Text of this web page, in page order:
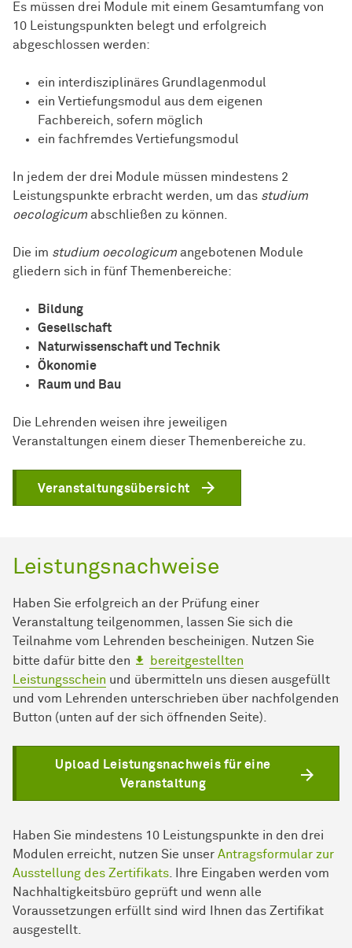
Es müssen drei Module mit einem Gesamtumfang von
10 Leistungspunkten belegt und erfolgreich
abgeschlossen werden:
ein interdisziplinäres Grundlagenmodul
ein Vertiefungsmodul aus dem eigenen
Fachbereich, sofern möglich
ein fachfremdes Vertiefungsmodul
In jedem der drei Module müssen mindestens 2
Leistungspunkte erbracht werden, um das studium
oecologicum abschließen zu können.
Die im studium oecologicum angebotenen Module
gliedern sich in fünf Themenbereiche:
Bildung
Gesellschaft
Naturwissenschaft und Technik
Ökonomie
Raum und Bau
Die Lehrenden weisen ihre jeweiligen
Veranstaltungen einem dieser Themenbereiche zu.
Veranstaltungsübersicht
Leistungsnachweise
Haben Sie erfolgreich an der Prüfung einer
Veranstaltung teilgenommen, lassen Sie sich die
Teilnahme vom Lehrenden bescheinigen. Nutzen Sie
bitte dafür bitte den
bereitgestellten
Leistungsschein und übermitteln uns diesen ausgefüllt
und vom Lehrenden unterschrieben über nachfolgenden
Button (unten auf der sich öffnenden Seite).
Upload Leistungsnachweis für eine
Veranstaltung
Haben Sie mindestens 10 Leistungspunkte in den drei
Modulen erreicht, nutzen Sie unser Antragsformular zur
Ausstellung des Zertifikats . Ihre Eingaben werden vom
Nachhaltigkeitsbüro geprüft und wenn alle
Voraussetzungen erfüllt sind wird Ihnen das Zertifikat
ausgestellt.